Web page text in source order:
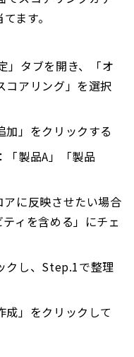
ます。
」タブを開き、「オ
アリング」を選択
加」をクリックする
「製品A」「製品
に反映させたい場合
ィを含める」にチェ
クし、Step.1で整理
成」をクリックして